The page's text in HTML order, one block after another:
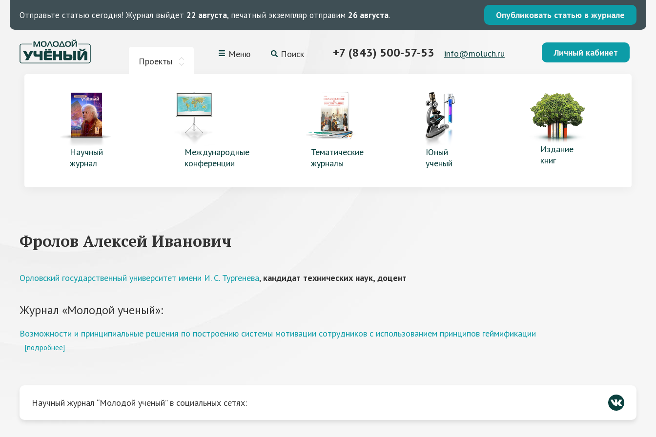
Отправьте статью сегодня! Журнал выйдет 22 августа, печатный экземпляр отправим 26 августа. Опубликовать статью в журнале
Проекты
Меню Поиск +7 (843) 500-57-53 info@moluch.ru Личный кабинет
Научный
журнал
Международные
конференции
Тематические
журналы
Юный
ученый
Издание
книг
Фролов Алексей Иванович
Орловский государственный университет имени И. С. Тургенева, кандидат технических наук, доцент
Журнал «Молодой ученый»:
Возможности и принципиальные решения по построению системы мотивации сотрудников с использованием принципов геймификации
[подробнее]
Научный журнал “Молодой ученый” в социальных сетях: